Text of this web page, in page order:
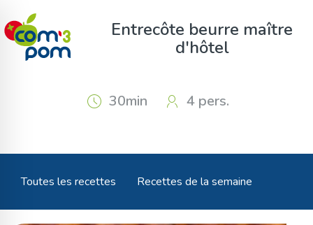
Entrecôte beurre maître
d'hôtel
30min 4 pers.
Toutes les recettes Recettes de la semaine